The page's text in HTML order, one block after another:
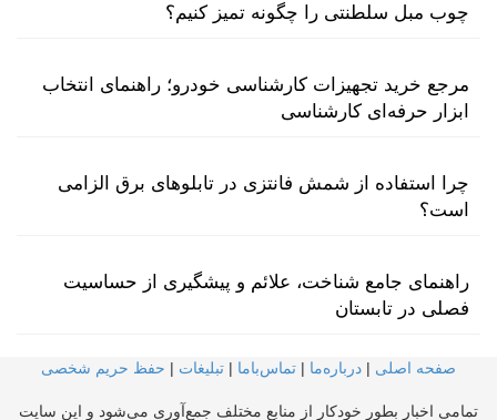
چوب مبل سلطنتی را چگونه تمیز کنیم؟
مرجع خرید تجهیزات کارشناسی خودرو؛ راهنمای انتخاب
ابزار حرفه‌ای کارشناسی
چرا استفاده از شمش فانتزی در تابلوهای برق الزامی
است؟
راهنمای جامع شناخت، علائم و پیشگیری از حساسیت
فصلی در تابستان
صفحه اصلی | درباره‌ما | تماس‌با‌ما | تبلیغات | حفظ حریم شخصی
تمامی اخبار بطور خودکار از منابع مختلف جمع‌آوری می‌شود و این سایت